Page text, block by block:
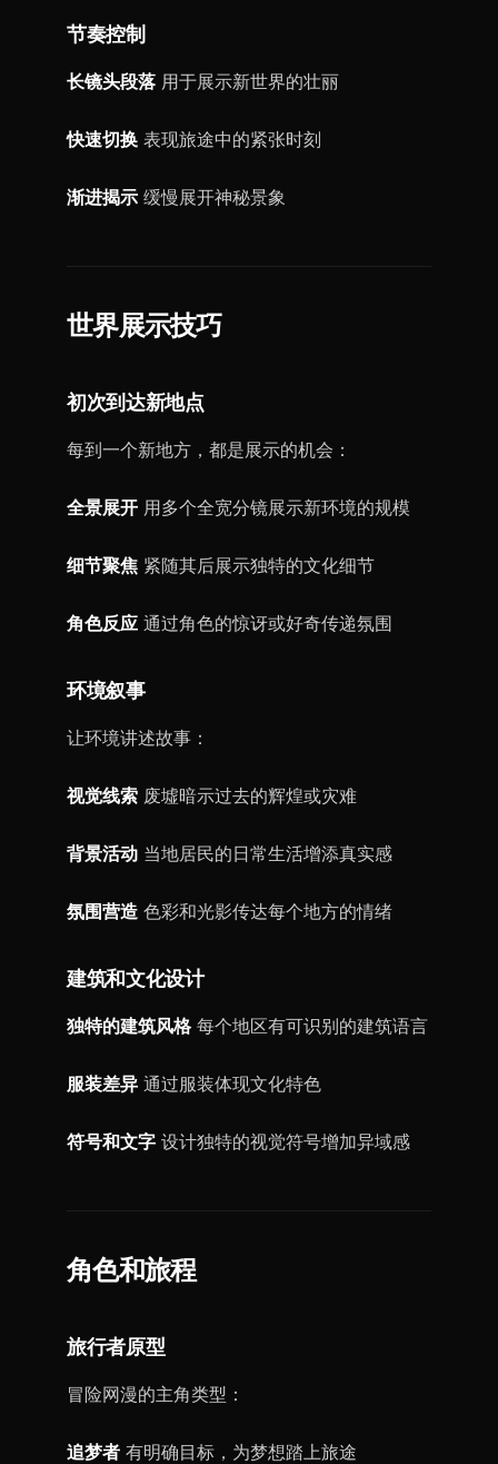
节奏控制
长镜头段落 用于展示新世界的壮丽
快速切换 表现旅途中的紧张时刻
渐进揭示 缓慢展开神秘景象
世界展示技巧
初次到达新地点
每到一个新地方，都是展示的机会：
全景展开 用多个全宽分镜展示新环境的规模
细节聚焦 紧随其后展示独特的文化细节
角色反应 通过角色的惊讶或好奇传递氛围
环境叙事
让环境讲述故事：
视觉线索 废墟暗示过去的辉煌或灾难
背景活动 当地居民的日常生活增添真实感
氛围营造 色彩和光影传达每个地方的情绪
建筑和文化设计
独特的建筑风格每个地区有可识别的建筑语言
服装差异 通过服装体现文化特色
符号和文字 设计独特的视觉符号增加异域感
角色和旅程
旅行者原型
冒险网漫的主角类型：
追梦者 有明确目标，为梦想踏上旅途